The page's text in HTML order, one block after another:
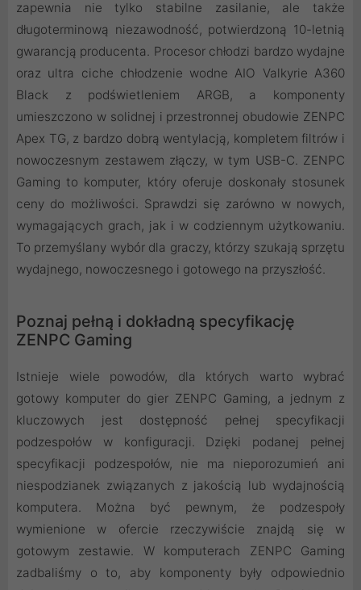
zapewnia nie tylko stabilne zasilanie, ale także
długoterminową niezawodność, potwierdzoną 10-letnią
gwarancją producenta. Procesor chłodzi bardzo wydajne
oraz ultra ciche chłodzenie wodne AIO Valkyrie A360
Black z podświetleniem ARGB, a komponenty
umieszczono w solidnej i przestronnej obudowie ZENPC
Apex TG, z bardzo dobrą wentylacją, kompletem filtrów i
nowoczesnym zestawem złączy, w tym USB-C. ZENPC
Gaming to komputer, który oferuje doskonały stosunek
ceny do możliwości. Sprawdzi się zarówno w nowych,
wymagających grach, jak i w codziennym użytkowaniu.
To przemyślany wybór dla graczy, którzy szukają sprzętu
wydajnego, nowoczesnego i gotowego na przyszłość.
Poznaj pełną i dokładną specyfikację
ZENPC Gaming
Istnieje wiele powodów, dla których warto wybrać
gotowy komputer do gier ZENPC Gaming, a jednym z
kluczowych jest dostępność pełnej specyfikacji
podzespołów w konfiguracji. Dzięki podanej pełnej
specyfikacji podzespołów, nie ma nieporozumień ani
niespodzianek związanych z jakością lub wydajnością
komputera. Można być pewnym, że podzespoły
wymienione w ofercie rzeczywiście znajdą się w
gotowym zestawie. W komputerach ZENPC Gaming
zadbaliśmy o to, aby komponenty były odpowiednio